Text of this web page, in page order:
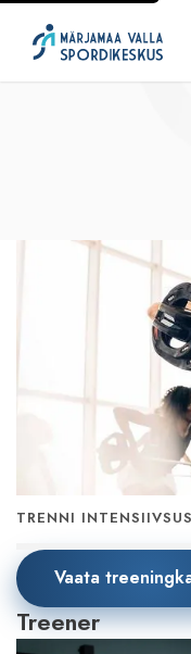
TRENNI INTENSIIVSUS
Vaata
Treener